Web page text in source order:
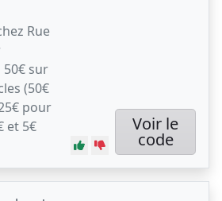
Rue
sur
(50€
pour
et 5€
Voir le
code